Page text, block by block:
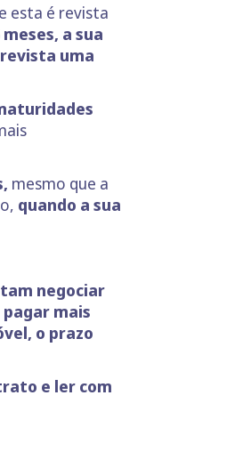
esta é revista
a sua
uma
mesmo que a
quando a sua
negociar
mais
o prazo
e ler com